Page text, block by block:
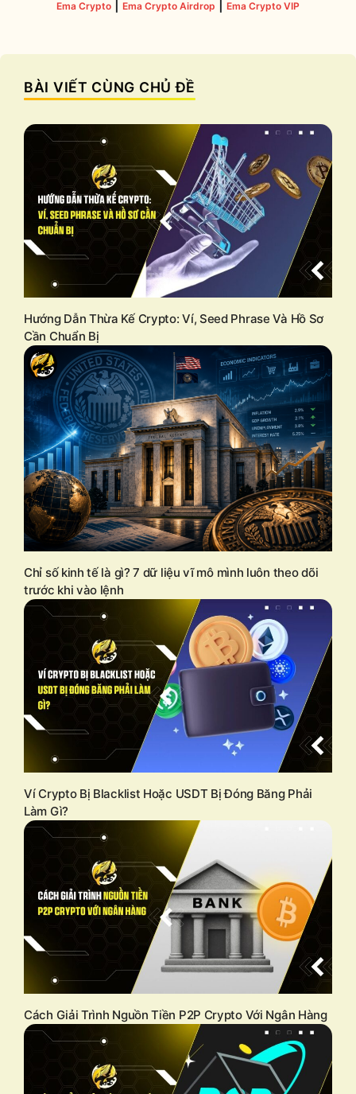
Ema Crypto Ema Crypto Airdrop Ema Crypto VIP
BÀI VIẾT CÙNG CHỦ ĐỀ
Hướng Dẫn Thừa Kế Crypto: Ví, Seed Phrase Và Hồ Sơ
Cần Chuẩn Bị
Chỉ số kinh tế là gì? 7 dữ liệu vĩ mô mình luôn theo dõi
trước khi vào lệnh
Ví Crypto Bị Blacklist Hoặc USDT Bị Đóng Băng Phải
Làm Gì?
Cách Giải Trình Nguồn Tiền P2P Crypto Với Ngân Hàng